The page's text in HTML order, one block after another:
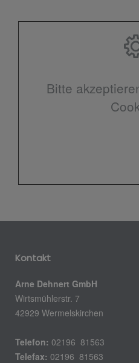
Bitte
Kontakt
Arne Dehnert GmbH
Wirtsmühlerstr. 7
42929 Wermelskirchen
Telefon: 02196 81563
Telefax: 02196 81563